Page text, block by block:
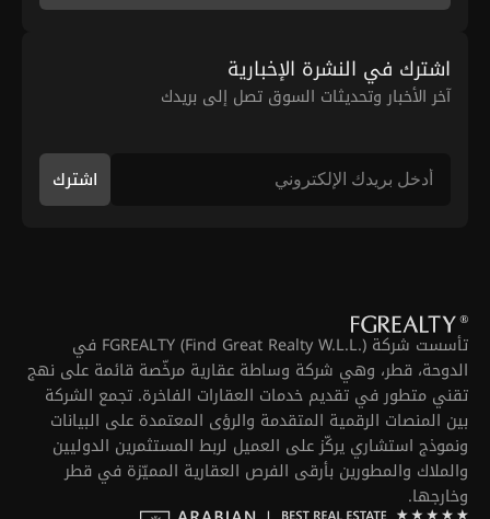
اشترك في النشرة الإخبارية
آخر الأخبار وتحديثات السوق تصل إلى بريدك
اشترك
تأسست شركة FGREALTY (Find Great Realty W.L.L.) في
الدوحة، قطر، وهي شركة وساطة عقارية مرخّصة قائمة على نهج
تقني متطور في تقديم خدمات العقارات الفاخرة. تجمع الشركة
بين المنصات الرقمية المتقدمة والرؤى المعتمدة على البيانات
ونموذج استشاري يركّز على العميل لربط المستثمرين الدوليين
والملاك والمطورين بأرقى الفرص العقارية المميّزة في قطر
وخارجها.